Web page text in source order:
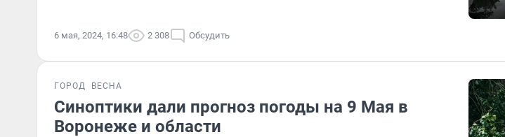
6 мая, 2024, 16:48 2 308 Обсудить
ГОРОД ВЕСНА
Синоптики дали прогноз погоды на 9 Мая в
Воронеже и области